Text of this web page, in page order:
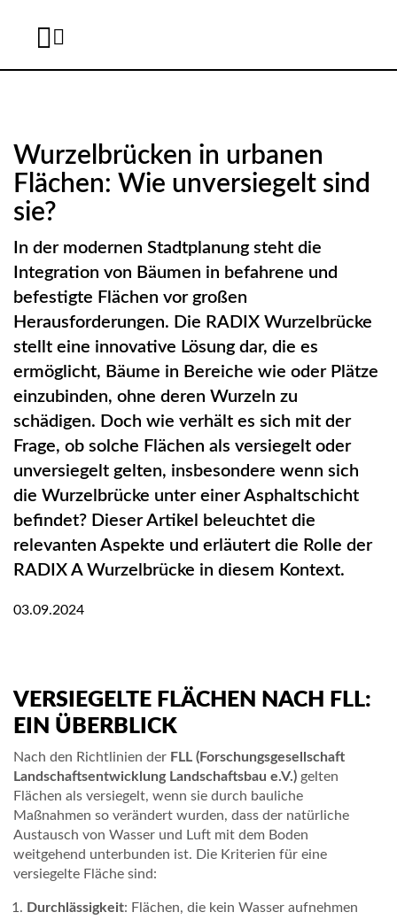
A
U
M
S
C
H
U
T
Z
S
Y
S
T
E
E
A
S
S
E
R
M
A
N
Wurzelbrücken in urbanen
Flächen: Wie unversiegelt sind
sie?
In der modernen Stadtplanung steht die
Integration von Bäumen in befahrene und
befestigte Flächen vor großen
Herausforderungen. Die RADIX Wurzelbrücke
stellt eine innovative Lösung dar, die es
ermöglicht, Bäume in Bereiche wie oder Plätze
einzubinden, ohne deren Wurzeln zu
schädigen. Doch wie verhält es sich mit der
Frage, ob solche Flächen als versiegelt oder
unversiegelt gelten, insbesondere wenn sich
die Wurzelbrücke unter einer Asphaltschicht
befindet? Dieser Artikel beleuchtet die
relevanten Aspekte und erläutert die Rolle der
RADIX A Wurzelbrücke in diesem Kontext.
03.09.2024
VERSIEGELTE FLÄCHEN NACH FLL:
EIN ÜBERBLICK
Nach den Richtlinien der FLL (Forschungsgesellschaft
Landschaftsentwicklung Landschaftsbau e.V.) gelten
Flächen als versiegelt, wenn sie durch bauliche
Maßnahmen so verändert wurden, dass der natürliche
Austausch von Wasser und Luft mit dem Boden
weitgehend unterbunden ist. Die Kriterien für eine
versiegelte Fläche sind:
Durchlässigkeit: Flächen, die kein Wasser aufnehmen